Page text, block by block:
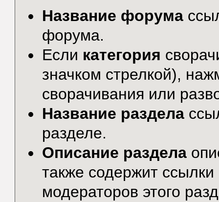
Название форума
форума.
Если категория
значком стрелкой),
сворачивания или
Название раздела
разделе.
Описание раздела
также содержит
модераторов этого